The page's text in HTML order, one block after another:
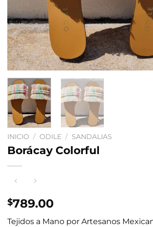
INICIO / ODILE / SANDALIAS
Borácay Colorful
$789.00
Tejidos a Mano por Artesanos